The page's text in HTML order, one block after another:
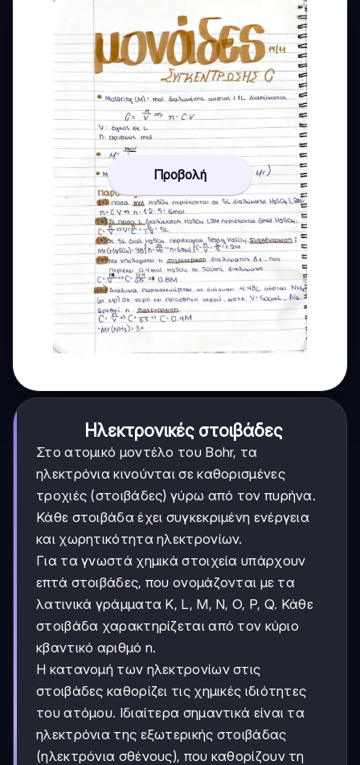
Προβολή
Ηλεκτρονικές στοιβάδες
Στο ατομικό μοντέλο του Bohr, τα
ηλεκτρόνια κινούνται σε καθορισμένες
τροχιές (στοιβάδες) γύρω από τον πυρήνα.
Κάθε στοιβάδα έχει συγκεκριμένη ενέργεια
και χωρητικότητα ηλεκτρονίων.
Για τα γνωστά χημικά στοιχεία υπάρχουν
επτά στοιβάδες, που ονομάζονται με τα
λατινικά γράμματα K, L, M, N, O, P, Q. Κάθε
στοιβάδα χαρακτηρίζεται από τον κύριο
κβαντικό αριθμό n.
Η κατανομή των ηλεκτρονίων στις
στοιβάδες καθορίζει τις χημικές ιδιότητες
του ατόμου. Ιδιαίτερα σημαντικά είναι τα
ηλεκτρόνια της εξωτερικής στοιβάδας
(ηλεκτρόνια σθένους), που καθορίζουν τη